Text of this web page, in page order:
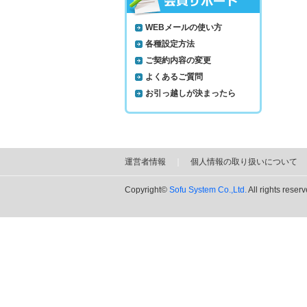
WEBメールの使い方
各種設定方法
ご契約内容の変更
よくあるご質問
お引っ越しが決まったら
運営者情報 個人情報の取り扱いについて
Copyright© Sofu System Co.,Ltd.All rights